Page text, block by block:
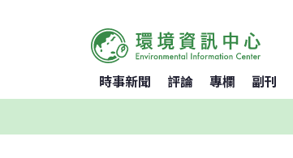
時事新聞 評論 專欄 副刊